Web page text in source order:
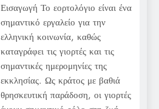
Εισαγωγή Το εορτολόγιο είναι ένα
σημαντικό εργαλείο για την
ελληνική κοινωνία, καθώς
καταγράφει τις γιορτές και τις
σημαντικές ημερομηνίες της
εκκλησίας. Ως κράτος με βαθιά
θρησκευτική παράδοση, οι γιορτές